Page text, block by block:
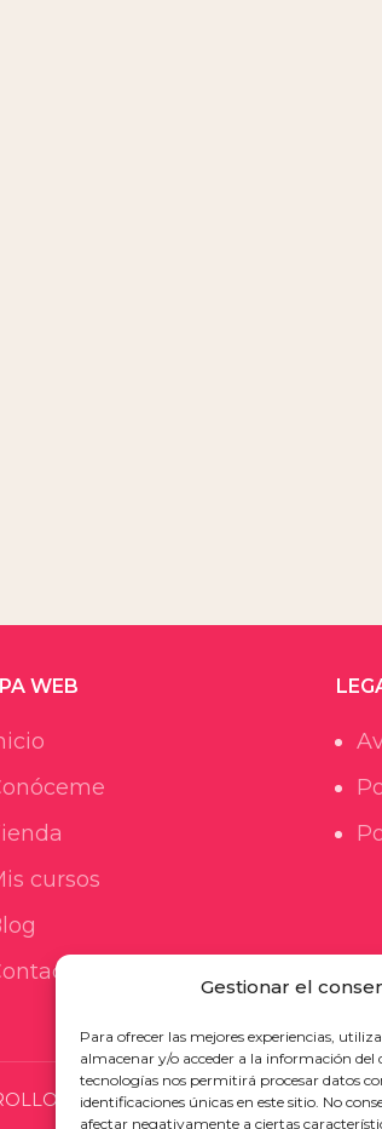
Gestionar el
Para ofrecer las mejores experiencias,
almacenar y/o acceder a la información
tecnologías nos permitirá procesar datos
identificaciones únicas en este sitio. No
afectar negativamente a ciertas
WEB
cursos
WEBBGIMENO STUDIO